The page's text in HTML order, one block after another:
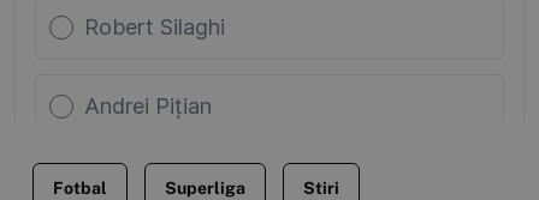
Fotbal Superliga Stiri